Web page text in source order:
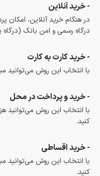
- خرید آنلاین
در هنگام خرید آنلاین، امکان
درگاه رسمی و امن بانک (درگاه
- خرید کارت به کارت
با انتخاب این روش می‌توانید
- خرید و پرداخت در محل
با انتخاب این روش
کنید.
- خرید اقساطی
با انتخاب این روش
کنید.